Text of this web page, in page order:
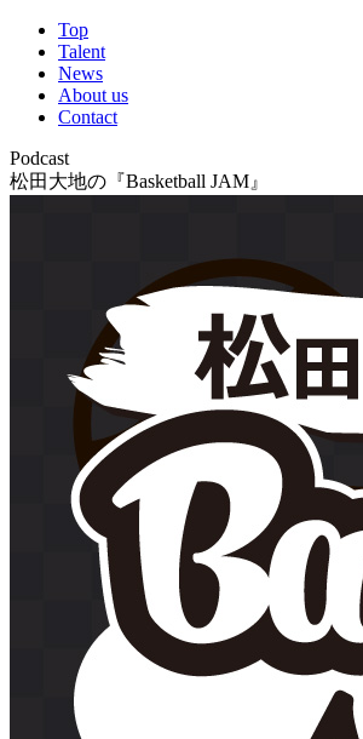
Top
Talent
News
About us
Contact
Podcast
松田大地の『Basketball JAM』